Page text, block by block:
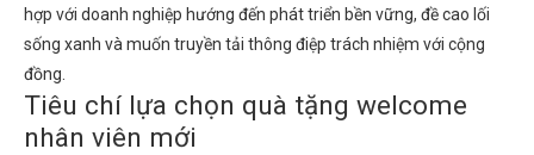
hợp với doanh nghiệp hướng đến phát triển bền vững, đề cao lối
sống xanh và muốn truyền tải thông điệp trách nhiệm với cộng
đồng.
Tiêu chí lựa chọn quà tặng welcome
nhân viên mới